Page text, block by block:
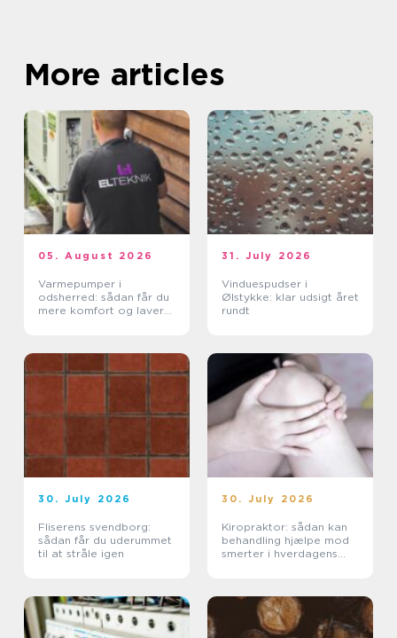
More articles
05. August 2026
Varmepumper i
odsherred: sådan får du
mere komfort og lavere
31. July 2026
Vinduespudser i
Ølstykke: klar udsigt året
rundt
30. July 2026
Fliserens svendborg:
sådan får du uderummet
til at stråle igen
30. July 2026
Kiropraktor: sådan kan
behandling hjælpe mod
smerter i hverdagens